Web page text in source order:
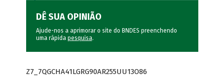
DÊ SUA OPINIÃO
Ajude-nos a aprimorar o site do BNDES preenchendo
uma rápida pesquisa.
Z7_7QGCHA41LGRG90AR255UU13O86